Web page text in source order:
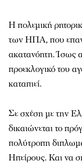
Η πολεμική
των ΗΠΑ, που
ακατανόητη. Ίσως
προεκλογικό του
καταπιεί.
Σε σχέση με την
δικαιώνεται το
πολύτροπη
Ηπείρους. Και να